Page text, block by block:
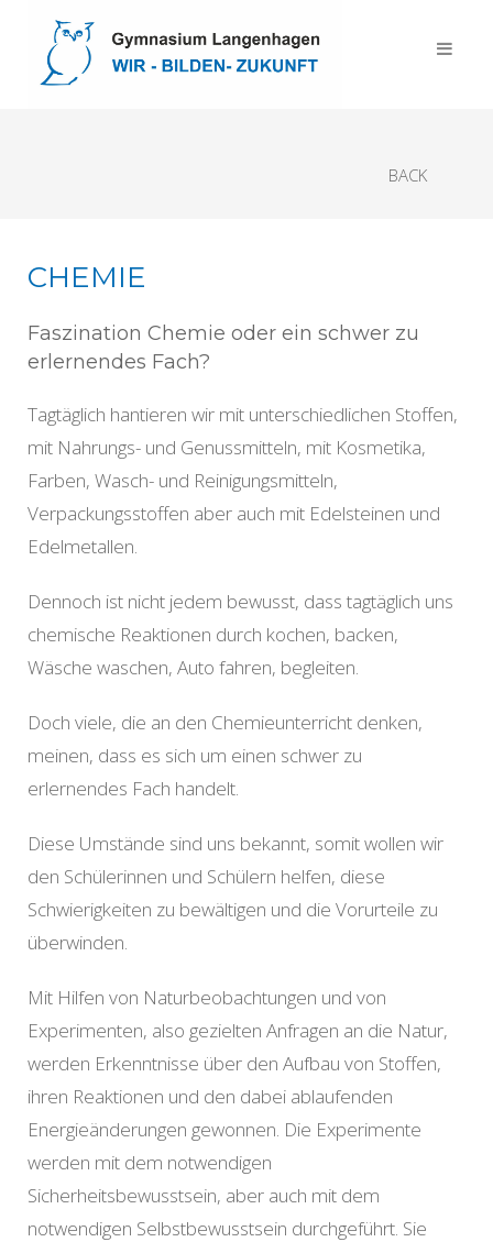
BACK
CHEMIE
Faszination Chemie oder ein schwer zu
erlernendes Fach?
Tagtäglich hantieren wir mit unterschiedlichen Stoffen,
mit Nahrungs- und Genussmitteln, mit Kosmetika,
Farben, Wasch- und Reinigungsmitteln,
Verpackungsstoffen aber auch mit Edelsteinen und
Edelmetallen.
Dennoch ist nicht jedem bewusst, dass tagtäglich uns
chemische Reaktionen durch kochen, backen,
Wäsche waschen, Auto fahren, begleiten.
Doch viele, die an den Chemieunterricht denken,
meinen, dass es sich um einen schwer zu
erlernendes Fach handelt.
Diese Umstände sind uns bekannt, somit wollen wir
den Schülerinnen und Schülern helfen, diese
Schwierigkeiten zu bewältigen und die Vorurteile zu
überwinden.
Mit Hilfen von Naturbeobachtungen und von
Experimenten, also gezielten Anfragen an die Natur,
werden Erkenntnisse über den Aufbau von Stoffen,
ihren Reaktionen und den dabei ablaufenden
Energieänderungen gewonnen. Die Experimente
werden mit dem notwendigen
Sicherheitsbewusstsein, aber auch mit dem
notwendigen Selbstbewusstsein durchgeführt. Sie